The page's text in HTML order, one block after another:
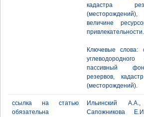
кадастра
величине
привлекательности.
Ключевые слова:
пассивный
резервов,
(месторождений).
ссылка на статью
обязательна
Ильинский
Сапожникова